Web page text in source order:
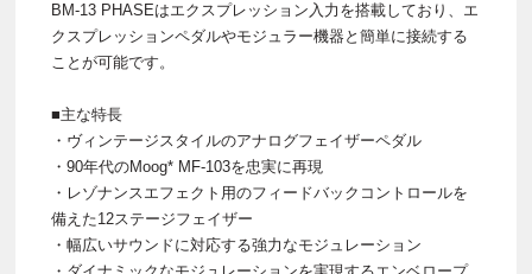
BM-13 PHASEはエクスプレッション入力を搭載しており、エ
クスプレッションペダルやモジュラー機器と簡単に接続する
ことが可能です。
■主な特長
・ヴィンテージスタイルのアナログフェイザーペダル
・90年代のMoog* MF-103を忠実に再現
・レゾナンスエフェクト用のフィードバックコントロールを
備えた12ステージフェイザー
・幅広いサウンドに対応する強力なモジュレーション